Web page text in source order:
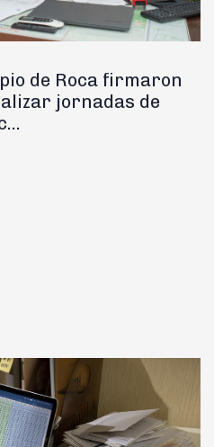
de Roca firmaron
jornadas de